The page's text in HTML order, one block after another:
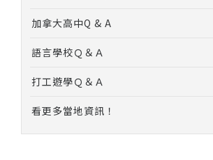
加拿大高中Q & A
語言學校Ｑ＆Ａ
打工遊學Ｑ＆Ａ
看更多當地資訊！